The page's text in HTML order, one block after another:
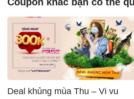
Coupon khác bạn có thể
Deal khủng mùa Thu – Vi vu